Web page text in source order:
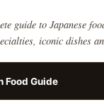
guide to Japanese
iconic dishes
Food Guide